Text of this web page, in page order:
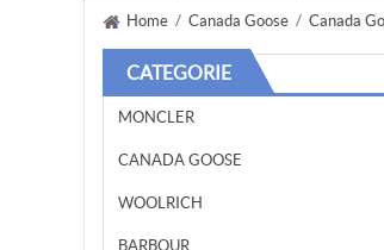
Home / Canada Goose / Canada
CATEGORIE
MONCLER
CANADA GOOSE
WOOLRICH
BARBOUR